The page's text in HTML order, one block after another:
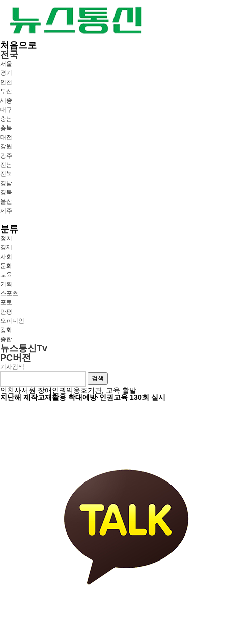
처음으로
전국
서울
경기
인천
부산
세종
대구
충남
충북
대전
강원
광주
전남
전북
경남
경북
울산
제주
분류
정치
경제
사회
문화
교육
기획
스포츠
포토
만평
오피니언
강화
종합
뉴스통신Tv
PC버전
기사검색
검색
인천사서원 장애인권익옹호기관, 교육 활발
지난해 제작교재활용 학대예방·인권교육 130회 실시